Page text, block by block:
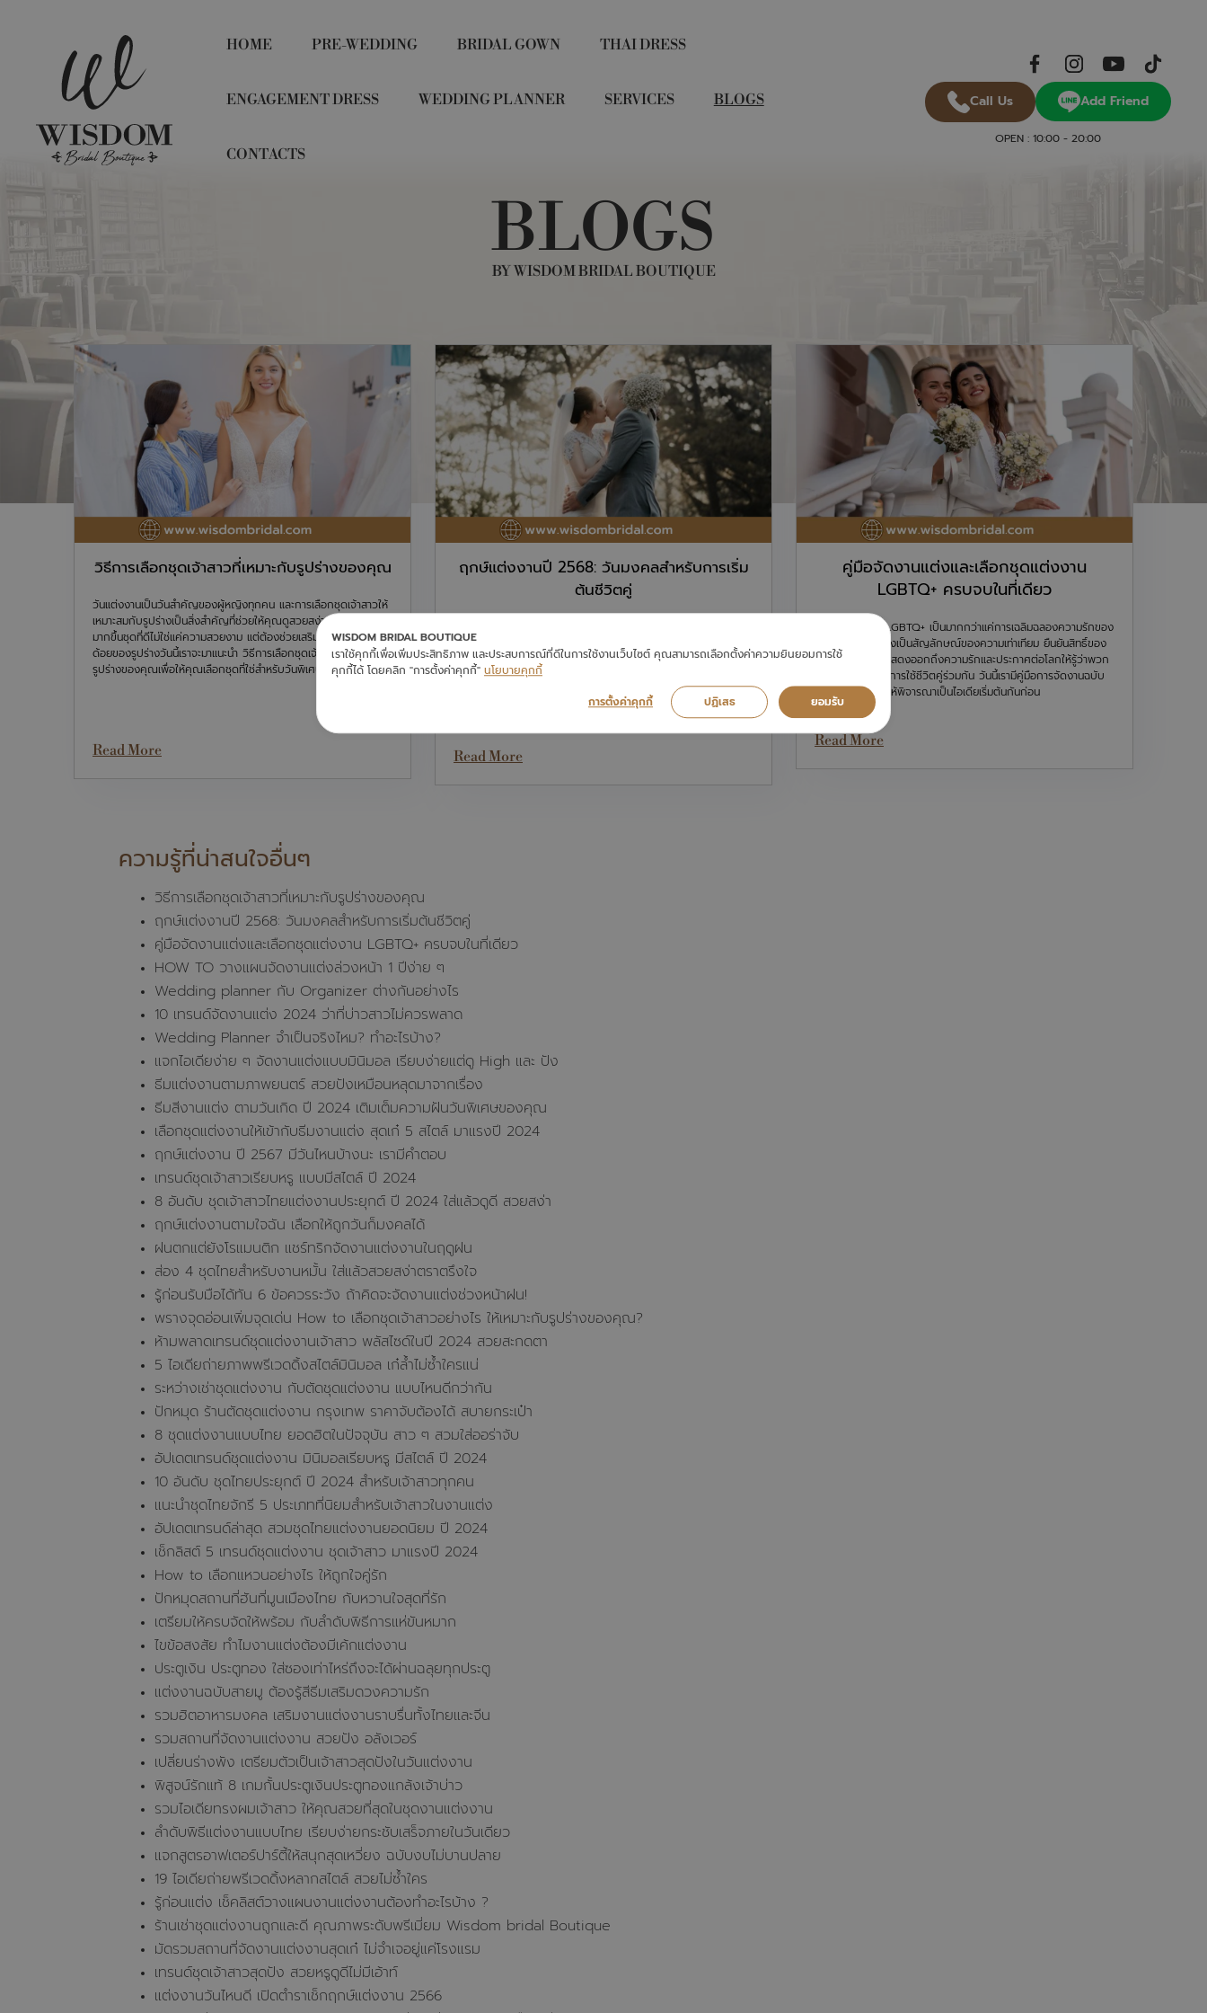
HOME PRE-WEDDING BRIDAL GOWN THAI DRESS
ENGAGEMENT DRESS WEDDING PLANNER SERVICES BLOGS
CONTACTS
Call Us Add Friend
OPEN : 10:00 - 20:00
BLOGS
BY WISDOM BRIDAL BOUTIQUE
วิธีการเลือกชุดเจ้าสาวที่เหมาะกับรูปร่างของคุณ
วันแต่งงานเป็นวันสำคัญของผู้หญิงทุกคน และการเลือกชุดเจ้าสาวให้
เหมาะสมกับรูปร่างเป็นสิ่งสำคัญที่ช่วยให้คุณดูสวยสง่างามและมั่นใจ
มากขึ้นชุดที่ดีไม่ใช่แค่ความสวยงาม แต่ต้องช่วยเสริมจุดเด่นและลดจุด
ด้อยของรูปร่างวันนี้เราจะมาแนะนำ วิธีการเลือกชุดเจ้าสาวที่เหมาะกับ
รูปร่างของคุณเพื่อให้คุณเลือกชุดที่ใช่สำหรับวันพิเศษของคุณ
Read More
ฤกษ์แต่งงานปี 2568: วันมงคลสำหรับการเริ่ม
ต้นชีวิตคู่
เดินทางใหม่ด้วยกัน หลายคู่ให้ความสำคัญกับการเลือก "ฤกษ์
แต่งงาน" เพื่อความเป็นสิริมงคลและเริ่มต้นชีวิตคู่ด้วยพลังแห่งความ
สุข ในบทความนี้ เราจะพาคุณไปดูฤกษ์แต่งงานปี 2568 ซึ่งเป็นปีแห่ง
ความรักและความสำเร็จ พร้อมคำแนะนำเกี่ยวกับการเลือกชุดแต่งงาน
Read More
คู่มือจัดงานแต่งและเลือกชุดแต่งงาน
LGBTQ+ ครบจบในที่เดียว
การจัดงานแต่ง LGBTQ+ เป็นมากกว่าแค่การเฉลิมฉลองความรักของ
คู่รักสองคน แต่ยังเป็นสัญลักษณ์ของความเท่าเทียม ยืนยันสิทธิ์ของ
LGBTQ+ ในการแสดงออกถึงความรักและประกาศต่อโลกให้รู้ว่าพวก
เขารักกันและต้องการใช้ชีวิตคู่ร่วมกัน วันนี้เรามีคู่มือการจัดงานฉบับ
ครบจบที่เดียวมาให้พิจารณาเป็นไอเดียเริ่มต้นกันก่อน
Read More
ความรู้ที่น่าสนใจอื่นๆ
วิธีการเลือกชุดเจ้าสาวที่เหมาะกับรูปร่างของคุณ
ฤกษ์แต่งงานปี 2568: วันมงคลสำหรับการเริ่มต้นชีวิตคู่
คู่มือจัดงานแต่งและเลือกชุดแต่งงาน LGBTQ+ ครบจบในที่เดียว
HOW TO วางแผนจัดงานแต่งล่วงหน้า 1 ปีง่าย ๆ
Wedding planner กับ Organizer ต่างกันอย่างไร
10 เทรนด์จัดงานแต่ง 2024 ว่าที่บ่าวสาวไม่ควรพลาด
Wedding Planner จำเป็นจริงไหม? ทำอะไรบ้าง?
แจกไอเดียง่าย ๆ จัดงานแต่งแบบมินิมอล เรียบง่ายแต่ดู High และ ปัง
ธีมแต่งงานตามภาพยนตร์ สวยปังเหมือนหลุดมาจากเรื่อง
ธีมสีงานแต่ง ตามวันเกิด ปี 2024 เติมเต็มความฝันวันพิเศษของคุณ
เลือกชุดแต่งงานให้เข้ากับธีมงานแต่ง สุดเก๋ 5 สไตล์ มาแรงปี 2024
ฤกษ์แต่งงาน ปี 2567 มีวันไหนบ้างนะ เรามีคำตอบ
เทรนด์ชุดเจ้าสาวเรียบหรู แบบมีสไตล์ ปี 2024
8 อันดับ ชุดเจ้าสาวไทยแต่งงานประยุกต์ ปี 2024 ใส่แล้วดูดี สวยสง่า
ฤกษ์แต่งงานตามใจฉัน เลือกให้ถูกวันก็มงคลได้
ฝนตกแต่ยังโรแมนติก แชร์ทริกจัดงานแต่งงานในฤดูฝน
ส่อง 4 ชุดไทยสำหรับงานหมั้น ใส่แล้วสวยสง่าตราตรึงใจ
รู้ก่อนรับมือได้ทัน 6 ข้อควรระวัง ถ้าคิดจะจัดงานแต่งช่วงหน้าฝน!
พรางจุดอ่อนเพิ่มจุดเด่น How to เลือกชุดเจ้าสาวอย่างไร ให้เหมาะกับรูปร่างของคุณ?
ห้ามพลาดเทรนด์ชุดแต่งงานเจ้าสาว พลัสไซด์ในปี 2024 สวยสะกดตา
5 ไอเดียถ่ายภาพพรีเวดดิ้งสไตล์มินิมอล เก๋ล้ำไม่ซ้ำใครแน่
ระหว่างเช่าชุดแต่งงาน กับตัดชุดแต่งงาน แบบไหนดีกว่ากัน
ปักหมุด ร้านตัดชุดแต่งงาน กรุงเทพ ราคาจับต้องได้ สบายกระเป๋า
8 ชุดแต่งงานแบบไทย ยอดฮิตในปัจจุบัน สาว ๆ สวมใส่ออร่าจับ
อัปเดตเทรนด์ชุดแต่งงาน มินิมอลเรียบหรู มีสไตล์ ปี 2024
10 อันดับ ชุดไทยประยุกต์ ปี 2024 สำหรับเจ้าสาวทุกคน
แนะนำชุดไทยจักรี 5 ประเภทที่นิยมสำหรับเจ้าสาวในงานแต่ง
อัปเดตเทรนด์ล่าสุด สวมชุดไทยแต่งงานยอดนิยม ปี 2024
เช็กลิสต์ 5 เทรนด์ชุดแต่งงาน ชุดเจ้าสาว มาแรงปี 2024
How to เลือกแหวนอย่างไร ให้ถูกใจคู่รัก
ปักหมุดสถานที่ฮันที่มูนเมืองไทย กับหวานใจสุดที่รัก
เตรียมให้ครบจัดให้พร้อม กับลำดับพิธีการแห่ขันหมาก
ไขข้อสงสัย ทำไมงานแต่งต้องมีเค้กแต่งงาน
ประตูเงิน ประตูทอง ใส่ซองเท่าไหร่ถึงจะได้ผ่านฉลุยทุกประตู
แต่งงานฉบับสายมู ต้องรู้สีธีมเสริมดวงความรัก
รวมฮิตอาหารมงคล เสริมงานแต่งงานราบรื่นทั้งไทยและจีน
รวมสถานที่จัดงานแต่งงาน สวยปัง อลังเวอร์
เปลี่ยนร่างพัง เตรียมตัวเป็นเจ้าสาวสุดปังในวันแต่งงาน
พิสูจน์รักแท้ 8 เกมกั้นประตูเงินประตูทองแกล้งเจ้าบ่าว
รวมไอเดียทรงผมเจ้าสาว ให้คุณสวยที่สุดในชุดงานแต่งงาน
ลำดับพิธีแต่งงานแบบไทย เรียบง่ายกระชับเสร็จภายในวันเดียว
แจกสูตรอาฟเตอร์ปาร์ตี้ให้สนุกสุดเหวี่ยง ฉบับงบไม่บานปลาย
19 ไอเดียถ่ายพรีเวดดิ้งหลากสไตล์ สวยไม่ซ้ำใคร
รู้ก่อนแต่ง เช็คลิสต์วางแผนงานแต่งงานต้องทำอะไรบ้าง ?
ร้านเช่าชุดแต่งงานถูกและดี คุณภาพระดับพรีเมี่ยม Wisdom bridal Boutique
มัดรวมสถานที่จัดงานแต่งงานสุดเก๋ ไม่จำเจอยู่แค่โรงแรม
เทรนด์ชุดเจ้าสาวสุดปัง สวยหรูดูดีไม่มีเอ้าท์
แต่งงานวันไหนดี เปิดตำราเช็กฤกษ์แต่งงาน 2566
WISDOM BRIDAL BOUTIQUE
เราใช้คุกกี้เพื่อเพิ่มประสิทธิภาพ และประสบการณ์ที่ดีในการใช้งานเว็บไซต์ คุณสามารถเลือกตั้งค่าความยินยอมการใช้
คุกกี้ได้ โดยคลิก "การตั้งค่าคุกกี้" นโยบายคุกกี้
ปฏิเสธ
ยอมรับ
การตั้งค่าคุกกี้